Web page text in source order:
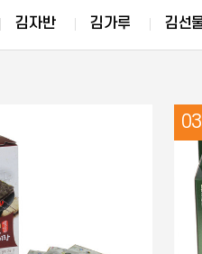
김자반 김가루 김선
03